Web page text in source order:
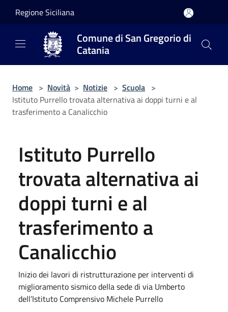
Regione Siciliana
Comune di San Gregorio di
Catania
Home > Novità > Notizie > Scuola >
Istituto Purrello trovata alternativa ai doppi turni e al
trasferimento a Canalicchio
Istituto Purrello
trovata alternativa ai
doppi turni e al
trasferimento a
Canalicchio
Inizio dei lavori di ristrutturazione per interventi di
miglioramento sismico della sede di via Umberto
dell’Istituto Comprensivo Michele Purrello